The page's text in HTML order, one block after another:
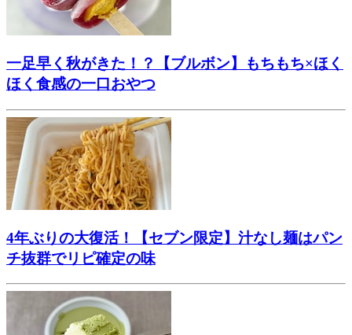
一足早く秋がきた！？【ブルボン】もちもち×ほく
ほく食感の一口おやつ
4年ぶりの大復活！【セブン限定】汁なし麺はパン
チ抜群でリピ確定の味